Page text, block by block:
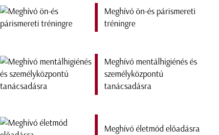
Meghívó ön-és párismereti
tréningre
Meghívó mentálhigiénés és
személyközpontú
tanácsadásra
Meghívó életmód előadásra